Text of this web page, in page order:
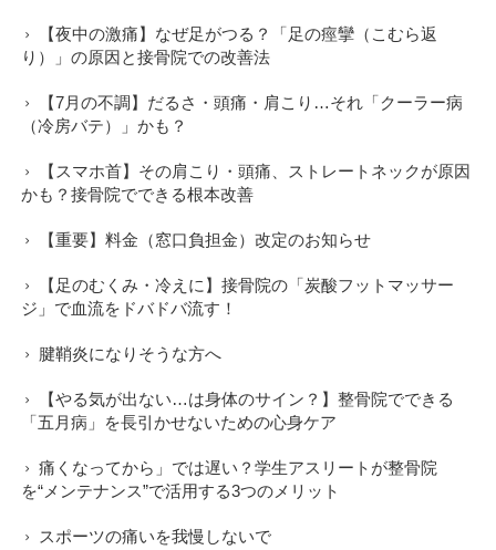
【夜中の激痛】なぜ足がつる？「足の痙攣（こむら返
り）」の原因と接骨院での改善法
【7月の不調】だるさ・頭痛・肩こり…それ「クーラー病
（冷房バテ）」かも？
【スマホ首】その肩こり・頭痛、ストレートネックが原因
かも？接骨院でできる根本改善
【重要】料金（窓口負担金）改定のお知らせ
【足のむくみ・冷えに】接骨院の「炭酸フットマッサー
ジ」で血流をドバドバ流す！
腱鞘炎になりそうな方へ
【やる気が出ない…は身体のサイン？】整骨院でできる
「五月病」を長引かせないための心身ケア
痛くなってから」では遅い？学生アスリートが整骨院
を“メンテナンス”で活用する3つのメリット
スポーツの痛いを我慢しないで